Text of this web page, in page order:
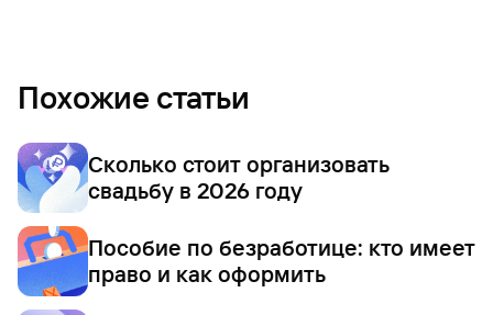
Похожие статьи
Сколько стоит организовать
свадьбу в 2026 году
Пособие по безработице: кто имеет
право и как оформить